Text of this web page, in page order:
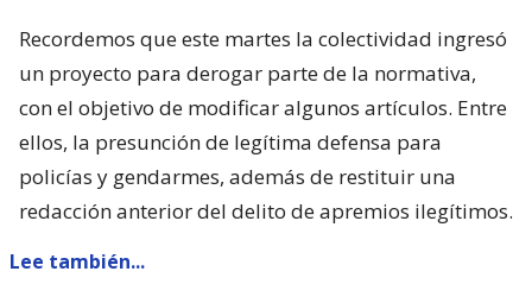
Recordemos que este martes la colectividad ingresó
un proyecto para derogar parte de la normativa,
con el objetivo de modificar algunos artículos. Entre
ellos, la presunción de legítima defensa para
policías y gendarmes, además de restituir una
redacción anterior del delito de apremios ilegítimos.
Lee también...